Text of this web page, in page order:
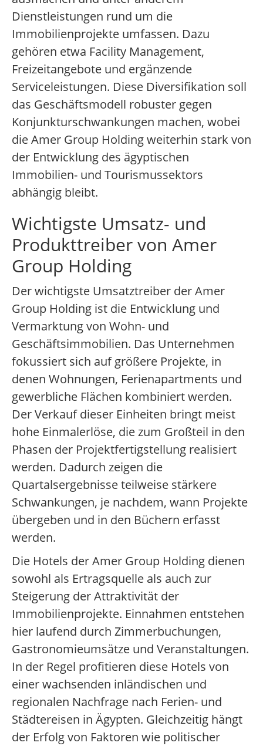
Dienstleistungen rund um die
Immobilienprojekte umfassen. Dazu
gehören etwa Facility Management,
Freizeitangebote und ergänzende
Serviceleistungen. Diese Diversifikation soll
das Geschäftsmodell robuster gegen
Konjunkturschwankungen machen, wobei
die Amer Group Holding weiterhin stark von
der Entwicklung des ägyptischen
Immobilien- und Tourismussektors
abhängig bleibt.
Wichtigste Umsatz- und
Produkttreiber von Amer
Group Holding
Der wichtigste Umsatztreiber der Amer
Group Holding ist die Entwicklung und
Vermarktung von Wohn- und
Geschäftsimmobilien. Das Unternehmen
fokussiert sich auf größere Projekte, in
denen Wohnungen, Ferienapartments und
gewerbliche Flächen kombiniert werden.
Der Verkauf dieser Einheiten bringt meist
hohe Einmalerlöse, die zum Großteil in den
Phasen der Projektfertigstellung realisiert
werden. Dadurch zeigen die
Quartalsergebnisse teilweise stärkere
Schwankungen, je nachdem, wann Projekte
übergeben und in den Büchern erfasst
werden.
Die Hotels der Amer Group Holding dienen
sowohl als Ertragsquelle als auch zur
Steigerung der Attraktivität der
Immobilienprojekte. Einnahmen entstehen
hier laufend durch Zimmerbuchungen,
Gastronomieumsätze und Veranstaltungen.
In der Regel profitieren diese Hotels von
einer wachsenden inländischen und
regionalen Nachfrage nach Ferien- und
Städtereisen in Ägypten. Gleichzeitig hängt
der Erfolg von Faktoren wie politischer